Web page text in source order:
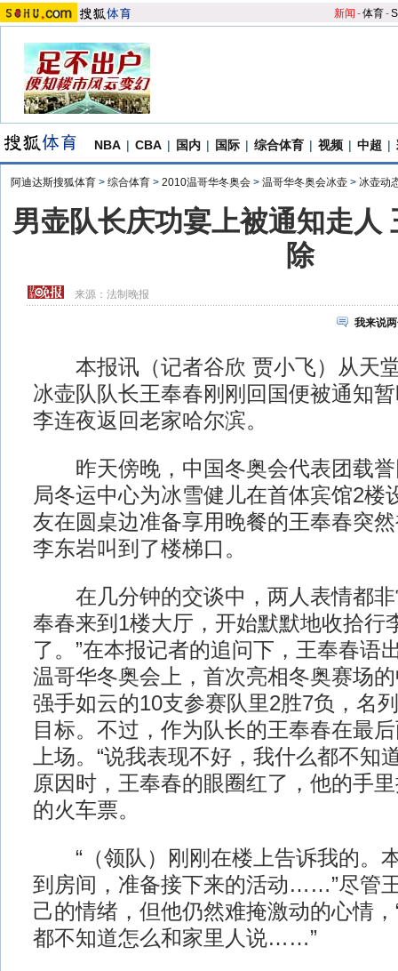
新闻 -体育-S
NBA | CBA | 国内 | 国际 | 综合体育 | 视频 | 中超 |
阿迪达斯搜狐体育 > 综合体育 > 2010温哥华冬奥会 > 温哥华冬奥会冰壶 > 冰壶动
男壶队长庆功宴上被通知走人
除
来源：法制晚报
我来说
本报讯（记者谷欣 贾小飞）从天
冰壶队队长王奉春刚刚回国便被通知
李连夜返回老家哈尔滨。
昨天傍晚，中国冬奥会代表团载誉
局冬运中心为冰雪健儿在首体宾馆2楼
友在圆桌边准备享用晚餐的王奉春突
李东岩叫到了楼梯口。
在几分钟的交谈中，两人表情都非
奉春来到1楼大厅，开始默默地收拾行
了。”在本报记者的追问下，王奉春语
温哥华冬奥会上，首次亮相冬奥赛场
强手如云的10支参赛队里2胜7负，名
目标。不过，作为队长的王奉春在最
上场。“说我表现不好，我什么都不知
原因时，王奉春的眼圈红了，他的手
的火车票。
“（领队）刚刚在楼上告诉我的。
到房间，准备接下来的活动……”尽管
己的情绪，但他仍然难掩激动的心情
都不知道怎么和家里人说……”